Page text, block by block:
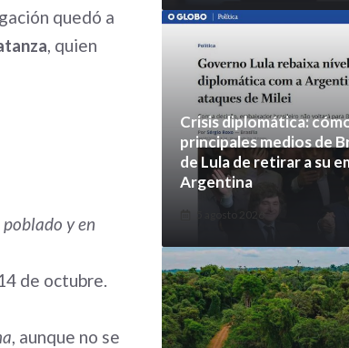
quedó a
, quien
y en
de octubre.
, aunque no se
Crisis diplomática:
principales medios de
de Lula de retirar a su
Argentina
5 agosto 2026